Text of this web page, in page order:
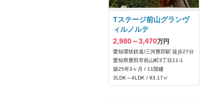
Tステージ前山グランヴ
ィルノルテ
2,980～3,470万円
愛知環状鉄道/三河豊田駅 徒歩27分
愛知県豊田市前山町3丁目11‐1
築25年3ヶ月 / 11階建
3LDK～4LDK / 93.17㎡